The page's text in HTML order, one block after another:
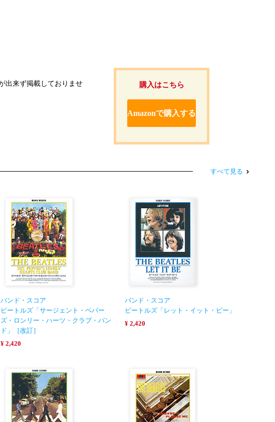
出来ず掲載しておりませ
購入はこちら
Amazonで購入する
すべて見る
バンド・スコア
ビートルズ「サージェント・ペパー
ズ・ロンリー・ハーツ・クラブ・バン
ド」［改訂］
¥ 2,420
バンド・スコア
ビートルズ「レット・イット・ビー」
¥ 2,420